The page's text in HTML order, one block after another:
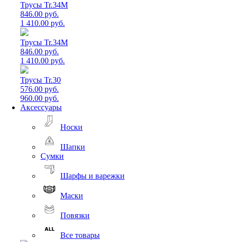
Трусы Tr.34M
846.00 руб.
1 410.00 руб.
Трусы Tr.34M
846.00 руб.
1 410.00 руб.
Трусы Tr.30
576.00 руб.
960.00 руб.
Аксессуары
Носки
Шапки
Сумки
Шарфы и варежки
Маски
Повязки
Все товары